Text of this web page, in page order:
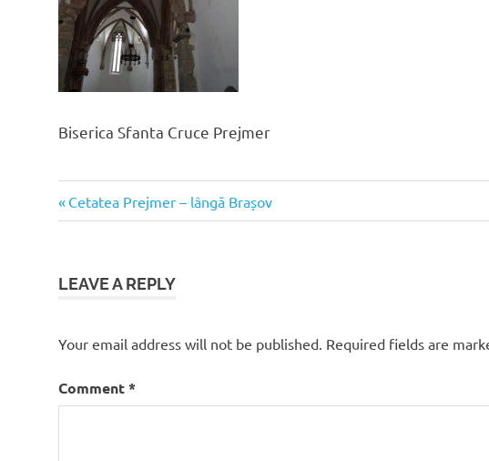
Biserica Sfanta Cruce Prejmer
Post
Previous
Post:
Cetatea Prejmer – lângă Brașov
LEAVE A REPLY
Your email address will not be published. Required fields are
Comment*